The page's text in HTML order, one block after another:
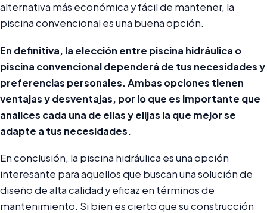
alternativa más económica y fácil de mantener, la
piscina convencional es una buena opción.
En definitiva, la elección entre piscina hidráulica o
piscina convencional dependerá de tus necesidades y
preferencias personales. Ambas opciones tienen
ventajas y desventajas, por lo que es importante que
analices cada una de ellas y elijas la que mejor se
adapte a tus necesidades.
En conclusión, la piscina hidráulica es una opción
interesante para aquellos que buscan una solución de
diseño de alta calidad y eficaz en términos de
mantenimiento. Si bien es cierto que su construcción